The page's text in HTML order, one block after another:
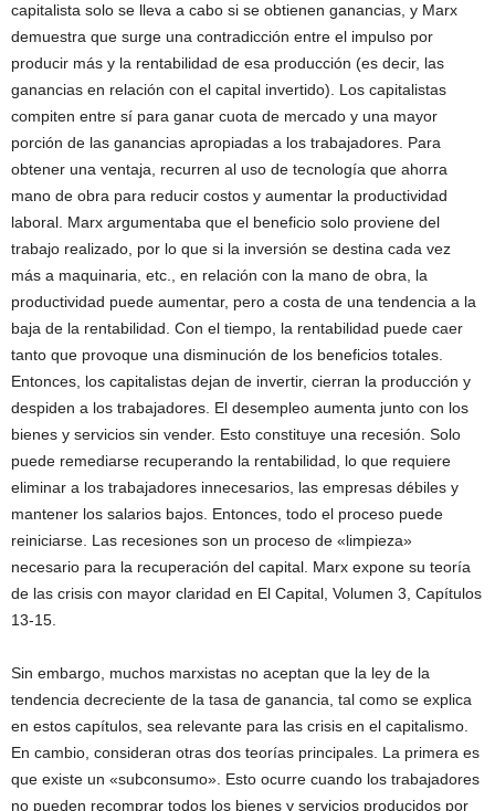
capitalista solo se lleva a cabo si se obtienen ganancias, y Marx
demuestra que surge una contradicción entre el impulso por
producir más y la rentabilidad de esa producción (es decir, las
ganancias en relación con el capital invertido). Los capitalistas
compiten entre sí para ganar cuota de mercado y una mayor
porción de las ganancias apropiadas a los trabajadores. Para
obtener una ventaja, recurren al uso de tecnología que ahorra
mano de obra para reducir costos y aumentar la productividad
laboral. Marx argumentaba que el beneficio solo proviene del
trabajo realizado, por lo que si la inversión se destina cada vez
más a maquinaria, etc., en relación con la mano de obra, la
productividad puede aumentar, pero a costa de una tendencia a la
baja de la rentabilidad. Con el tiempo, la rentabilidad puede caer
tanto que provoque una disminución de los beneficios totales.
Entonces, los capitalistas dejan de invertir, cierran la producción y
despiden a los trabajadores. El desempleo aumenta junto con los
bienes y servicios sin vender. Esto constituye una recesión. Solo
puede remediarse recuperando la rentabilidad, lo que requiere
eliminar a los trabajadores innecesarios, las empresas débiles y
mantener los salarios bajos. Entonces, todo el proceso puede
reiniciarse. Las recesiones son un proceso de «limpieza»
necesario para la recuperación del capital. Marx expone su teoría
de las crisis con mayor claridad en El Capital, Volumen 3, Capítulos
13-15.
Sin embargo, muchos marxistas no aceptan que la ley de la
tendencia decreciente de la tasa de ganancia, tal como se explica
en estos capítulos, sea relevante para las crisis en el capitalismo.
En cambio, consideran otras dos teorías principales. La primera es
que existe un «subconsumo». Esto ocurre cuando los trabajadores
no pueden recomprar todos los bienes y servicios producidos por